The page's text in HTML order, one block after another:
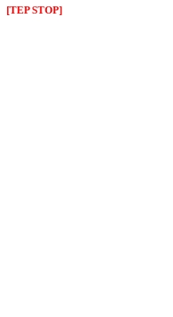
[TEP STOP]